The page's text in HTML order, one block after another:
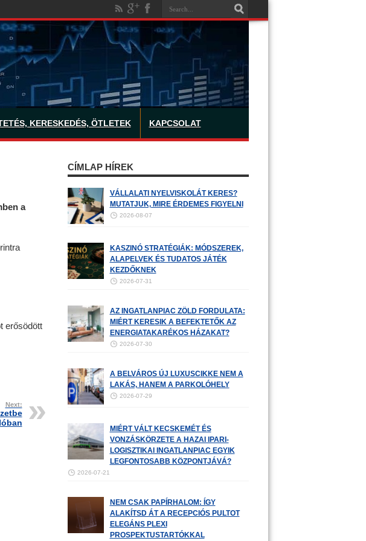
KERESKEDÉS, ÖTLETEK KAPCSOLAT
a
erősödött
Next:
CÍMLAP HÍREK
VÁLLALATI NYELVISKOLÁT KERES?
MUTATJUK, MIRE ÉRDEMES FIGYELNI
2026-08-07
KASZINÓ STRATÉGIÁK: MÓDSZEREK,
ALAPELVEK ÉS TUDATOS JÁTÉK
KEZDŐKNEK
2026-07-31
AZ INGATLANPIAC ZÖLD FORDULATA:
MIÉRT KERESIK A BEFEKTETŐK AZ
ENERGIATAKARÉKOS HÁZAKAT?
2026-07-30
A BELVÁROS ÚJ LUXUSCIKKE NEM A
LAKÁS, HANEM A PARKOLÓHELY
2026-07-29
MIÉRT VÁLT KECSKEMÉT ÉS
VONZÁSKÖRZETE A HAZAI IPARI-
LOGISZTIKAI INGATLANPIAC EGYIK
LEGFONTOSABB KÖZPONTJÁVÁ?
2026-07-21
NEM CSAK PAPÍRHALOM: ÍGY
ALAKÍTSD ÁT A RECEPCIÓS PULTOT
ELEGÁNS PLEXI
PROSPEKTUSTARTÓKKAL